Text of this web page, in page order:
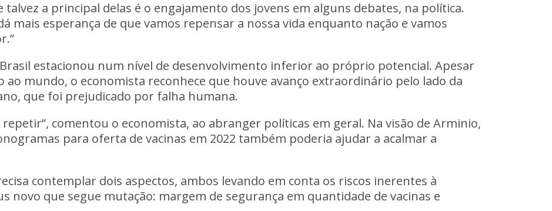
talvez a principal delas é o engajamento dos jovens em alguns debates, na política.
mais esperança de que vamos repensar a nossa vida enquanto nação e vamos
estacionou num nível de desenvolvimento inferior ao próprio potencial. Apesar
ao mundo, o economista reconhece que houve avanço extraordinário pelo lado da
que foi prejudicado por falha humana.
comentou o economista, ao abranger políticas em geral. Na visão de Arminio,
para oferta de vacinas em 2022 também poderia ajudar a acalmar a
contemplar dois aspectos, ambos levando em conta os riscos inerentes à
novo que segue mutação: margem de segurança em quantidade de vacinas e